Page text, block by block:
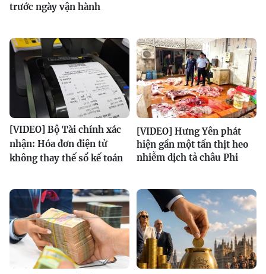
trước ngày vận hành
[VIDEO] Bộ Tài chính xác
nhận: Hóa đơn điện tử
không thay thế sổ kế toán
[VIDEO] Hưng Yên phát
hiện gần một tấn thịt heo
nhiễm dịch tả châu Phi